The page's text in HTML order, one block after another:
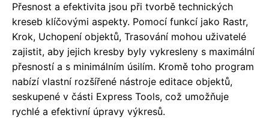
Přesnost a efektivita jsou při tvorbě technických
kreseb klíčovými aspekty. Pomocí funkcí jako Rastr,
Krok, Uchopení objektů, Trasování mohou uživatelé
zajistit, aby jejich kresby byly vykresleny s maximální
přesností a s minimálním úsilím. Kromě toho program
nabízí vlastní rozšířené nástroje editace objektů,
seskupené v části Express Tools, což umožňuje
rychlé a efektivní úpravy výkresů.